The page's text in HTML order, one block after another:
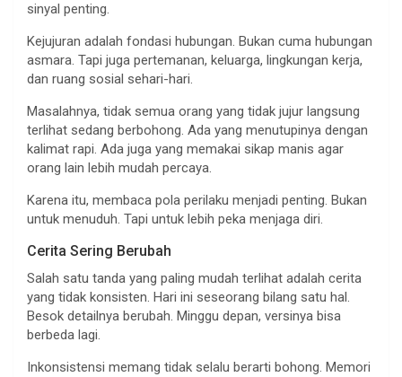
sinyal penting.
Kejujuran adalah fondasi hubungan. Bukan cuma hubungan
asmara. Tapi juga pertemanan, keluarga, lingkungan kerja,
dan ruang sosial sehari-hari.
Masalahnya, tidak semua orang yang tidak jujur langsung
terlihat sedang berbohong. Ada yang menutupinya dengan
kalimat rapi. Ada juga yang memakai sikap manis agar
orang lain lebih mudah percaya.
Karena itu, membaca pola perilaku menjadi penting. Bukan
untuk menuduh. Tapi untuk lebih peka menjaga diri.
Cerita Sering Berubah
Salah satu tanda yang paling mudah terlihat adalah cerita
yang tidak konsisten. Hari ini seseorang bilang satu hal.
Besok detailnya berubah. Minggu depan, versinya bisa
berbeda lagi.
Inkonsistensi memang tidak selalu berarti bohong. Memori